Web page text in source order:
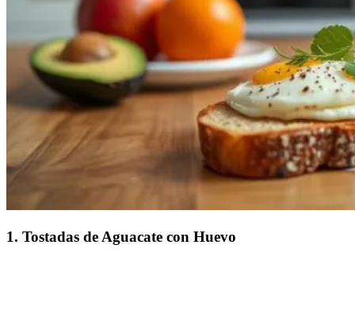
1. Tostadas de Aguacate con Huevo